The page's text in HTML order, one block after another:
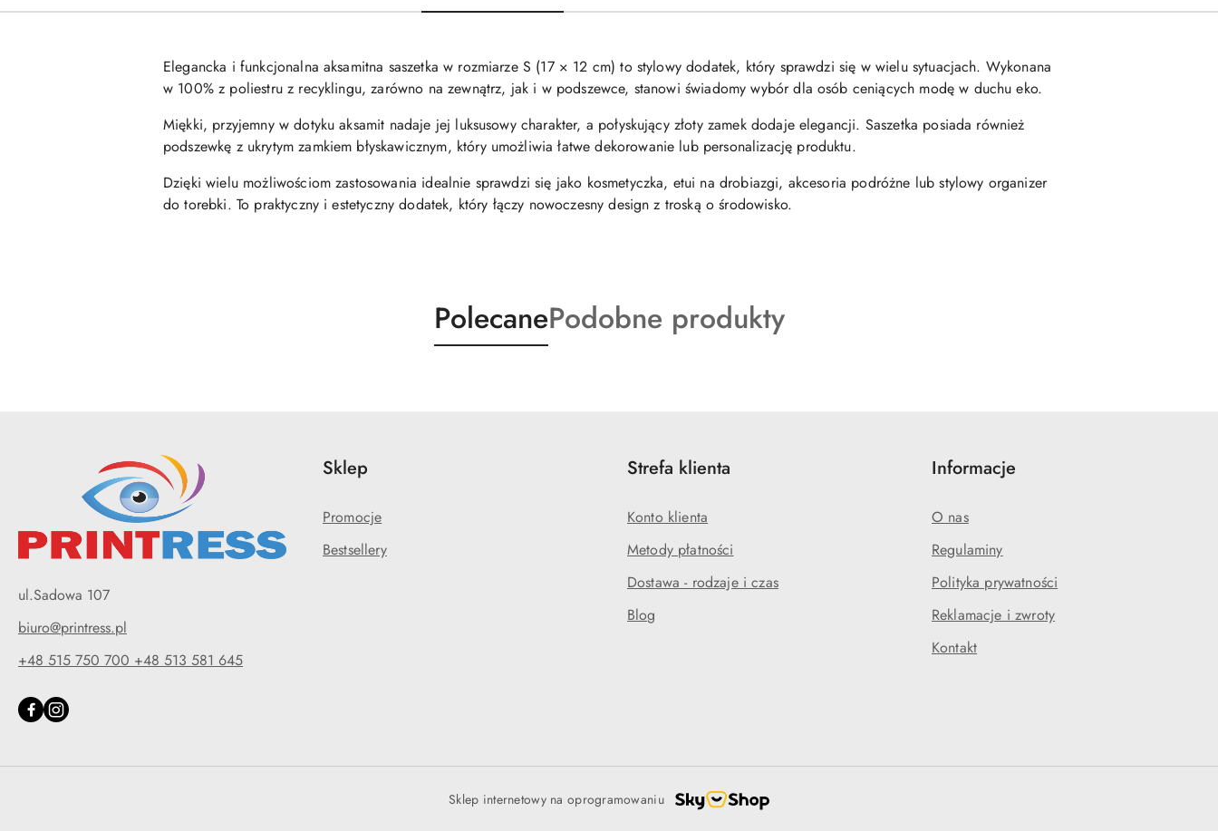
Elegancka i funkcjonalna aksamitna saszetka w rozmiarze S (17 × 12 cm) to stylowy dodatek, który sprawdzi się w wielu sytuacjach. Wykonana
w 100% z poliestru z recyklingu, zarówno na zewnątrz, jak i w podszewce, stanowi świadomy wybór dla osób ceniących modę w duchu eko.
Miękki, przyjemny w dotyku aksamit nadaje jej luksusowy charakter, a połyskujący złoty zamek dodaje elegancji. Saszetka posiada również
podszewkę z ukrytym zamkiem błyskawicznym, który umożliwia łatwe dekorowanie lub personalizację produktu.
Dzięki wielu możliwościom zastosowania idealnie sprawdzi się jako kosmetyczka, etui na drobiazgi, akcesoria podróżne lub stylowy organizer
do torebki. To praktyczny i estetyczny dodatek, który łączy nowoczesny design z troską o środowisko.
Produkty
o
PolecaneProdukty
o
Podobne produkty
ul.Sadowa 107
biuro@printress.pl
+48 515 750 700 +48 513 581 645
Sklep
Promocje
Bestsellery
Strefa klienta
Konto klienta
Metody płatności
Dostawa - rodzaje i czas
Blog
Informacje
O nas
Regulaminy
Polityka prywatności
Reklamacje i zwroty
Kontakt
Sklep internetowy na oprogramowaniu